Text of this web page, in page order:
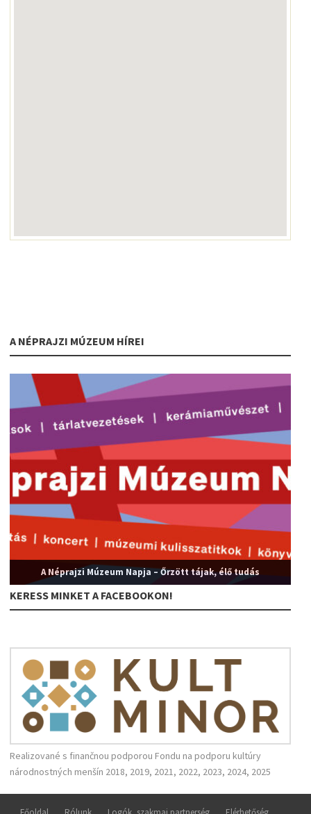
A NÉPRAJZI MÚZEUM HÍREI
A Néprajzi Múzeum Napja – Őrzött tájak, élő tudás
KERESS MINKET A FACEBOOKON!
Realizované s finančnou podporou Fondu na podporu kultúry
národnostných menšín 2018, 2019, 2021, 2022, 2023, 2024, 2025